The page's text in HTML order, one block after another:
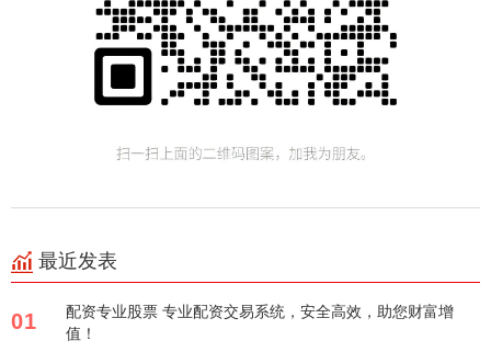
最近发表
01
配资专业股票 专业配资交易系统，安全高效，助您财富增
值！